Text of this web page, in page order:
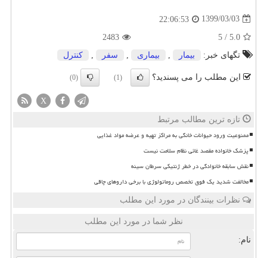
1399/03/03
22:06:53
5.0
/
5
2483
تگهای خبر:
بیمار بیماری سفر كنترل
این مطلب را می پسندید؟ (1)
(0)
X
تازه ترین مطالب مرتبط
ممنوعیت ورود حیوانات خانگی به مراکز تهیه و عرضه مواد غذایی
پزشک خانواده مقصد غائی نظام سلامت نیست
نقش سابقه خانوادگی در خطر ژنتیکی سرطان سینه
مخالفت شدید یک فوق تخصص روماتولوژی با برخی داروهای چاقی
نظرات بینندگان در مورد این مطلب
نظر شما در مورد این مطلب
نام: